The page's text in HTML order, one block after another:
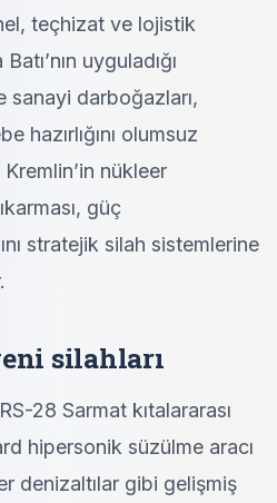
teçhizat ve lojistik
uyguladığı
sanayi darboğazları,
hazırlığını olumsuz
nükleer
güç
stratejik silah sistemlerine
silahları
28 Sarmat kıtalararası
hipersonik süzülme aracı
denizaltılar gibi gelişmiş